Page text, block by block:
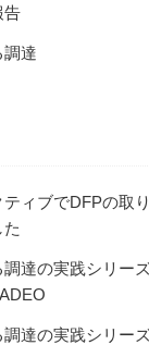
告
調達
ィブでDFPの取
た
調達の実践シリー
達の実践シリー